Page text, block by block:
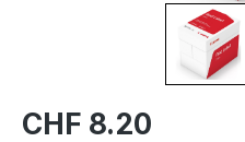
CHF 8.20